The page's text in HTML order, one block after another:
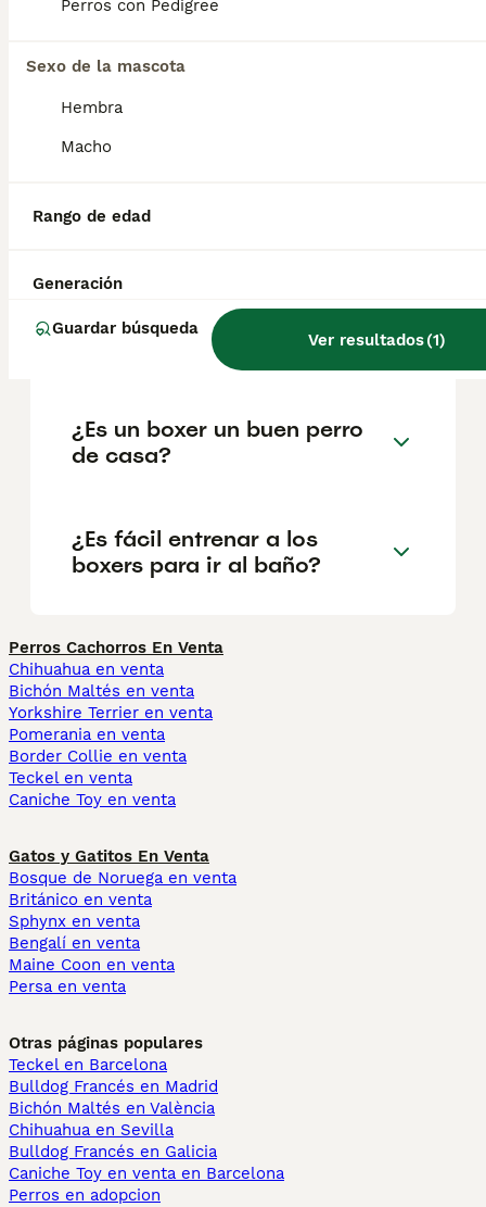
Perros con Pedigree
Sexo de la mascota
Hembra
Macho
Rango de edad
Generación
Guardar búsqueda
Ver resultados(1)
España es de aproximadamente 563€,
factores como el pedigrí, la reputación del
¿Cuál es la mejor edad para
¿Cómo son los bóxer perros
cachorros?
¿Es un boxer un buen perro
de casa?
¿Es fácil entrenar a los
boxers para ir al baño?
Perros Cachorros En Venta
Chihuahua en venta
Bichón Maltés en venta
Yorkshire Terrier en venta
Pomerania en venta
Border Collie en venta
Teckel en venta
Caniche Toy en venta
Gatos y Gatitos En Venta
Bosque de Noruega en venta
Británico en venta
Sphynx en venta
Bengalí en venta
Maine Coon en venta
Persa en venta
Otras páginas populares
Teckel en Barcelona
Bulldog Francés en Madrid
Bichón Maltés en València
Chihuahua en Sevilla
Bulldog Francés en Galicia
Caniche Toy en venta en Barcelona
Perros en adopcion